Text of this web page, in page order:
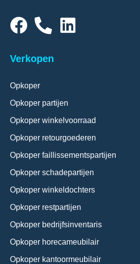
Verkopen
Opkoper
Opkoper partijen
Opkoper winkelvoorraad
Opkoper retourgoederen
Opkoper faillissementspartijen
Opkoper schadepartijen
Opkoper winkeldochters
Opkoper restpartijen
Opkoper bedrijfsinventaris
Opkoper horecameubilair
Opkoper kantoormeubilair